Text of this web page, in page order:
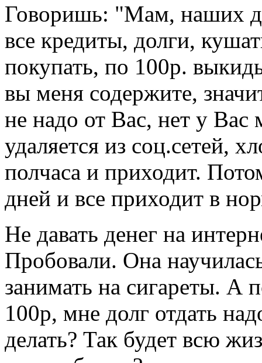
Говоришь: "Мам, наших
все кредиты, долги,
покупать, по 100р.
вы меня содержите,
не надо от Вас, нет у Вас
удаляется из соц.сетей,
полчаса и приходит.
дней и все приходит в
Не давать денег на
Пробовали. Она
занимать на сигареты. А
100р, мне долг отдать
делать? Так будет всю